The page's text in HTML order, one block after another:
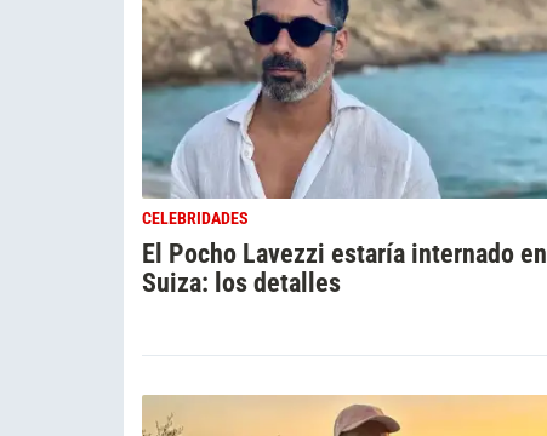
CELEBRIDADES
El Pocho Lavezzi estaría internado en
Suiza: los detalles